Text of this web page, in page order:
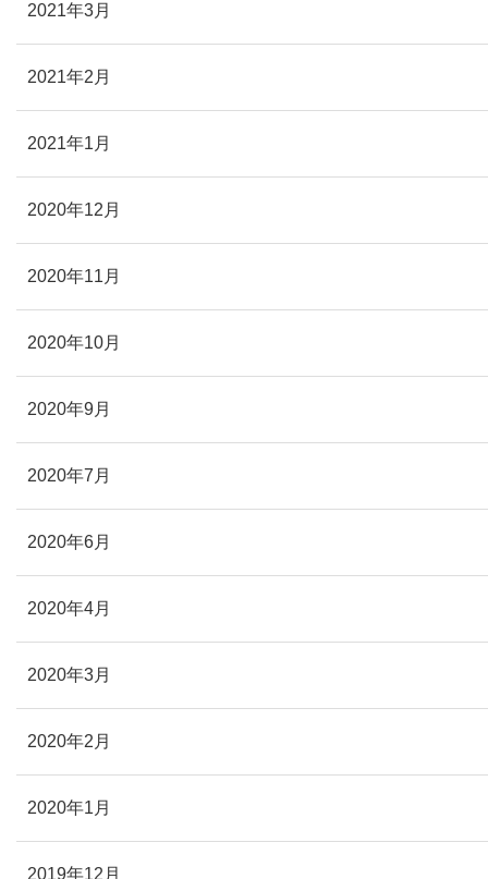
2021年3月
2021年2月
2021年1月
2020年12月
2020年11月
2020年10月
2020年9月
2020年7月
2020年6月
2020年4月
2020年3月
2020年2月
2020年1月
2019年12月